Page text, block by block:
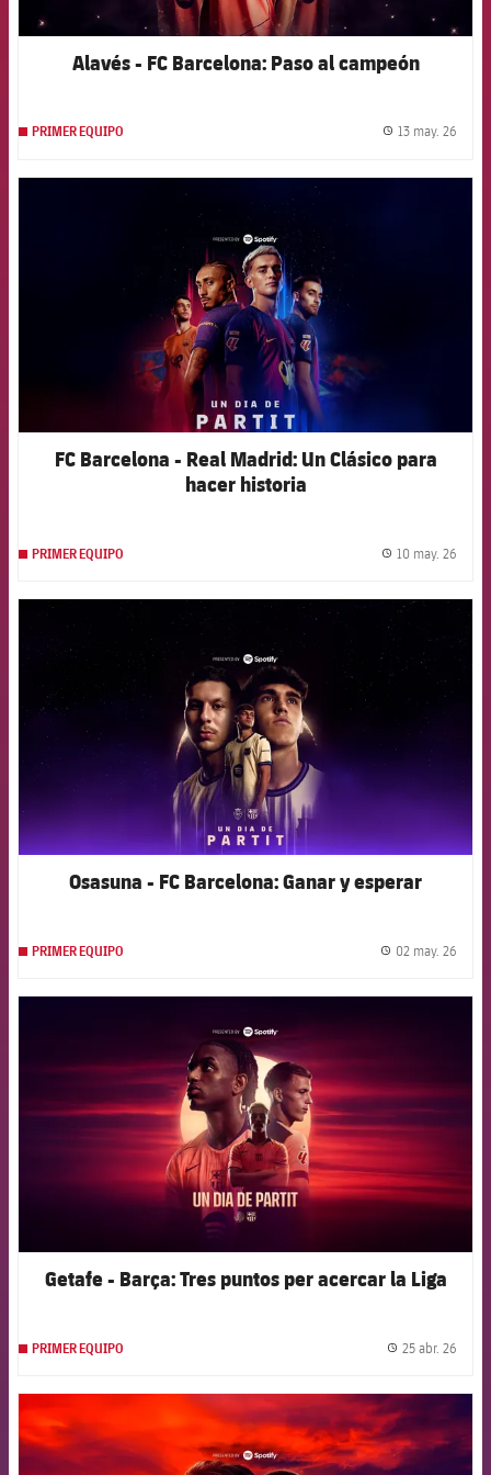
Alavés - FC Barcelona: Paso al campeón
PRIMER EQUIPO 13 may. 26
FCB Barcelona badge
FC Barcelona - Real Madrid: Un Clásico para
hacer historia
PRIMER EQUIPO 10 may. 26
FCB Barcelona badge
Osasuna - FC Barcelona: Ganar y esperar
PRIMER EQUIPO 02 may. 26
Getafe - Barça: Tres puntos per acercar la Liga
PRIMER EQUIPO 25 abr. 26
FCB Barcelona badge